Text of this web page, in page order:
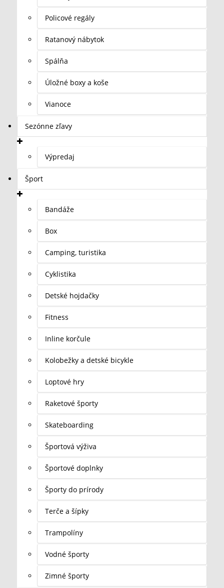
Policové regály
Ratanový nábytok
Spálňa
Úložné boxy a koše
Vianoce
Sezónne zľavy
Výpredaj
Šport
Bandáže
Box
Camping, turistika
Cyklistika
Detské hojdačky
Fitness
Inline korčule
Kolobežky a detské bicykle
Loptové hry
Raketové športy
Skateboarding
Športová výživa
Športové doplnky
Športy do prírody
Terče a šípky
Trampolíny
Vodné športy
Zimné športy